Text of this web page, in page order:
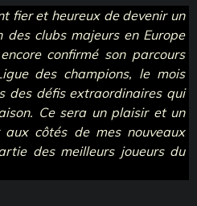
fier et heureux de devenir un
des clubs majeurs en Europe
confirmé son parcours
des champions, le mois
des défis extraordinaires qui
Ce sera un plaisir et un
côtés de mes nouveaux
des meilleurs joueurs du